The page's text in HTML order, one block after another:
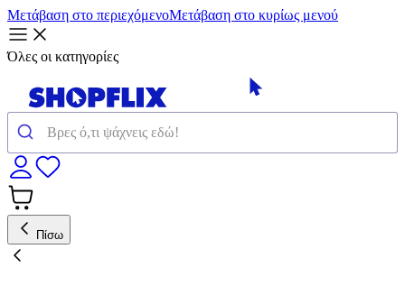
Μετάβαση στο περιεχόμενοΜετάβαση στο κυρίως μενού
Όλες οι κατηγορίες
Πίσω